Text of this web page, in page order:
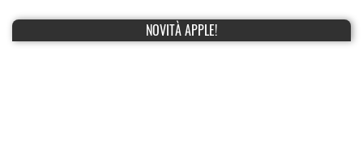
NOVITÀ APPLE!